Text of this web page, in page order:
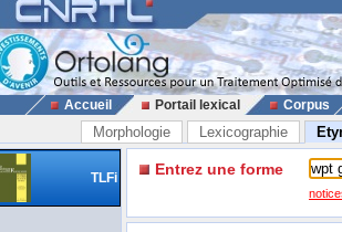
Accueil Portail lexical Corpus
Morphologie Lexicographie
TLFi Entrez une forme